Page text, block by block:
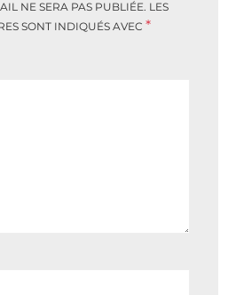
NE SERA PAS PUBLIÉE. LES
SONT INDIQUÉS AVEC *